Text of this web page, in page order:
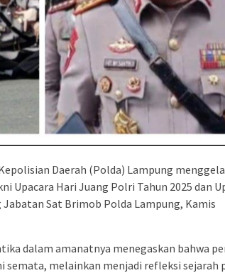
Daerah (Polda) Lampung
Upacara Hari Juang Polri Tahun 2025 dan
Sat Brimob Polda Lampung, Kamis
dalam amanatnya menegaskan bahwa
semata, melainkan menjadi refleksi sejarah